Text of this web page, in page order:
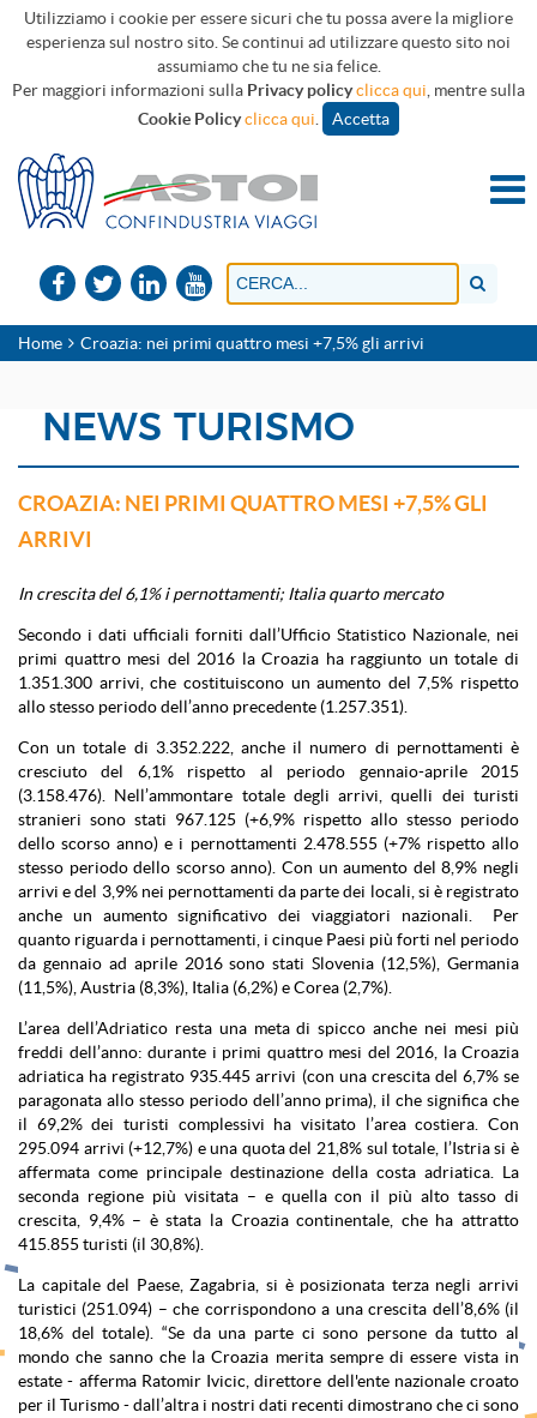
Utilizziamo i cookie per essere sicuri che tu possa avere la migliore
esperienza sul nostro sito. Se continui ad utilizzare questo sito noi
assumiamo che tu ne sia felice.
Per maggiori informazioni sulla Privacy policyclicca qui , mentre sulla
Cookie Policyclicca qui Accetta
Home Croazia: nei primi quattro mesi +7,5% gli arrivi
NEWS TURISMO
CROAZIA: NEI PRIMI QUATTRO MESI +7,5% GLI
ARRIVI
In crescita del 6,1% i pernottamenti; Italia quarto mercato
Secondo i dati ufficiali forniti dall’Ufficio Statistico Nazionale, nei
primi quattro mesi del 2016 la Croazia ha raggiunto un totale di
1.351.300 arrivi, che costituiscono un aumento del 7,5% rispetto
allo stesso periodo dell’anno precedente (1.257.351).
Con un totale di 3.352.222, anche il numero di pernottamenti è
cresciuto del 6,1% rispetto al periodo gennaio-aprile 2015
(3.158.476). Nell’ammontare totale degli arrivi, quelli dei turisti
stranieri sono stati 967.125 (+6,9% rispetto allo stesso periodo
dello scorso anno) e i pernottamenti 2.478.555 (+7% rispetto allo
stesso periodo dello scorso anno). Con un aumento del 8,9% negli
arrivi e del 3,9% nei pernottamenti da parte dei locali, si è registrato
anche un aumento significativo dei viaggiatori nazionali. Per
quanto riguarda i pernottamenti, i cinque Paesi più forti nel periodo
da gennaio ad aprile 2016 sono stati Slovenia (12,5%), Germania
(11,5%), Austria (8,3%), Italia (6,2%) e Corea (2,7%).
L’area dell’Adriatico resta una meta di spicco anche nei mesi più
freddi dell’anno: durante i primi quattro mesi del 2016, la Croazia
adriatica ha registrato 935.445 arrivi (con una crescita del 6,7% se
paragonata allo stesso periodo dell’anno prima), il che significa che
il 69,2% dei turisti complessivi ha visitato l’area costiera. Con
295.094 arrivi (+12,7%) e una quota del 21,8% sul totale, l’Istria si è
affermata come principale destinazione della costa adriatica. La
seconda regione più visitata – e quella con il più alto tasso di
crescita, 9,4% – è stata la Croazia continentale, che ha attratto
415.855 turisti (il 30,8%).
La capitale del Paese, Zagabria, si è posizionata terza negli arrivi
turistici (251.094) – che corrispondono a una crescita dell’8,6% (il
18,6% del totale). “Se da una parte ci sono persone da tutto al
mondo che sanno che la Croazia merita sempre di essere vista in
estate - afferma Ratomir Ivicic, direttore dell'ente nazionale croato
per il Turismo - dall’altra i nostri dati recenti dimostrano che ci sono